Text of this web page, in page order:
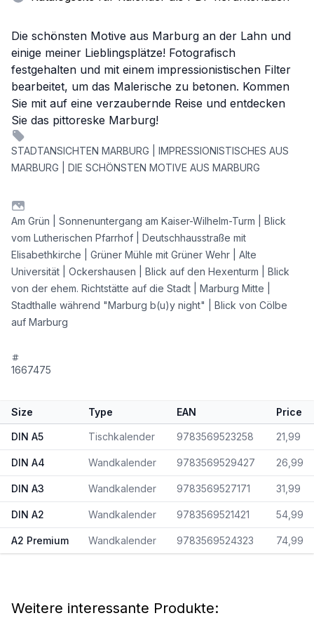
Die schönsten Motive aus Marburg an der Lahn und
einige meiner Lieblingsplätze! Fotografisch
festgehalten und mit einem impressionistischen Filter
bearbeitet, um das Malerische zu betonen. Kommen
Sie mit auf eine verzaubernde Reise und entdecken
Sie das pittoreske Marburg!
STADTANSICHTEN MARBURG | IMPRESSIONISTISCHES AUS
MARBURG | DIE SCHÖNSTEN MOTIVE AUS MARBURG
Am Grün | Sonnenuntergang am Kaiser-Wilhelm-Turm | Blick
vom Lutherischen Pfarrhof | Deutschhausstraße mit
Elisabethkirche | Grüner Mühle mit Grüner Wehr | Alte
Universität | Ockershausen | Blick auf den Hexenturm | Blick
von der ehem. Richtstätte auf die Stadt | Marburg Mitte |
Stadthalle während "Marburg b(u)y night" | Blick von Cölbe
auf Marburg
1667475
Size Type EAN Price
DIN A5 Tischkalender 9783569523258 21,99
DIN A4 Wandkalender 9783569529427 26,99
DIN A3 Wandkalender 9783569527171 31,99
DIN A2 Wandkalender 9783569521421 54,99
A2 Premium Wandkalender 9783569524323 74,99
Weitere interessante Produkte: